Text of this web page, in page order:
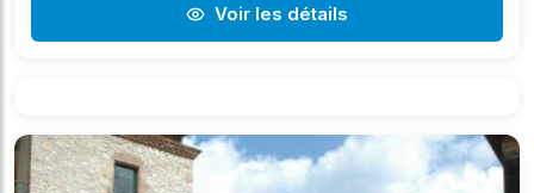
Voir les détails